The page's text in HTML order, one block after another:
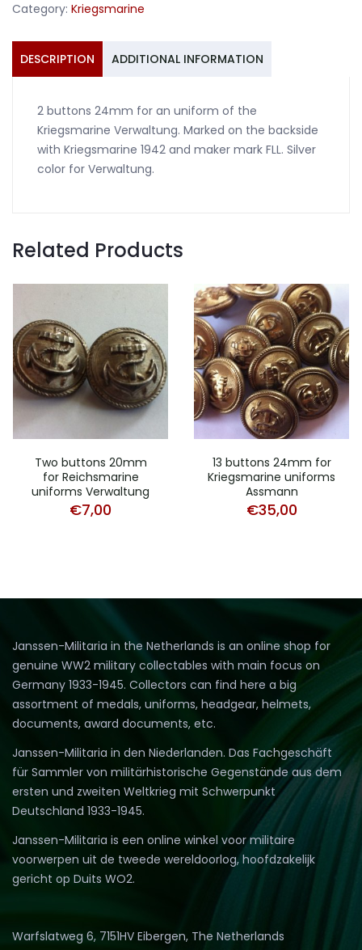
uniforms
FLL
1942
Category: Kriegsmarine
DESCRIPTION ADDITIONAL INFORMATION
2 buttons 24mm for an uniform of the
Kriegsmarine Verwaltung. Marked on the backside
with Kriegsmarine 1942 and maker mark FLL. Silver
color for Verwaltung.
Related Products
Two buttons 20mm
for Reichsmarine
uniforms Verwaltung
€7,00
13 buttons 24mm for
Kriegsmarine uniforms
Assmann
€35,00
Janssen-Militaria in the Netherlands is an online shop for
genuine WW2 military collectables with main focus on
Germany 1933-1945. Collectors can find here a big
assortment of medals, uniforms, headgear, helmets,
documents, award documents, etc.
Janssen-Militaria in den Niederlanden. Das Fachgeschäft
für Sammler von militärhistorische Gegenstände aus dem
ersten und zweiten Weltkrieg mit Schwerpunkt
Deutschland 1933-1945.
Janssen-Militaria is een online winkel voor militaire
voorwerpen uit de tweede wereldoorlog, hoofdzakelijk
gericht op Duits WO2.
Warfslatweg 6, 7151HV Eibergen, The Netherlands